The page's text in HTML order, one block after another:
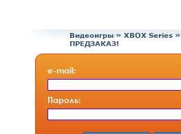
Видеоигры » XBOX Series »
ПРЕДЗАКАЗ!
e-mail:
Пароль: